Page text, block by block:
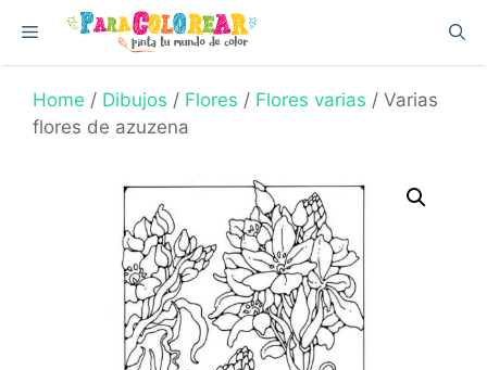
content
Menu
Home / Dibujos / Flores / Flores varias / Varias
flores de azuzena